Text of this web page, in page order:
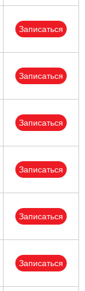
Записаться
Записаться
Записаться
Записаться
Записаться
Записаться